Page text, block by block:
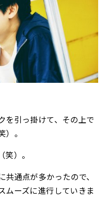
を引っ掛けて、その上で
。
）。
通点が多かったので、
ムーズに進行していきま